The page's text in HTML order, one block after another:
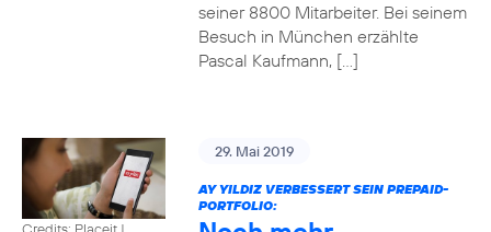
seiner 8800 Mitarbeiter. Bei seinem
Besuch in München erzählte
Pascal Kaufmann, […]
Credits: Placeit |
29. Mai 2019
AY YILDIZ VERBESSERT SEIN PREPAID-
PORTFOLIO: